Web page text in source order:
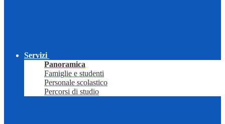
Servizi
Panoramica
Famiglie e studenti
Personale scolastico
Percorsi di studio